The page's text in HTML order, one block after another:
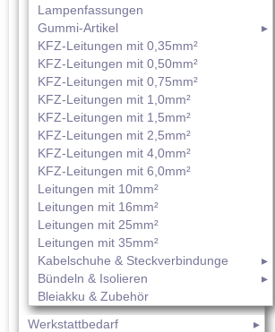
Lampenfassungen
Gummi-Artikel
KFZ-Leitungen mit 0,35mm²
KFZ-Leitungen mit 0,50mm²
KFZ-Leitungen mit 0,75mm²
KFZ-Leitungen mit 1,0mm²
KFZ-Leitungen mit 1,5mm²
KFZ-Leitungen mit 2,5mm²
KFZ-Leitungen mit 4,0mm²
KFZ-Leitungen mit 6,0mm²
Leitungen mit 10mm²
Leitungen mit 16mm²
Leitungen mit 25mm²
Leitungen mit 35mm²
Kabelschuhe & Steckverbindunge
Bündeln & Isolieren
Bleiakku & Zubehör
Werkstattbedarf